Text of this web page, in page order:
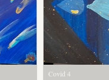
Covid 4